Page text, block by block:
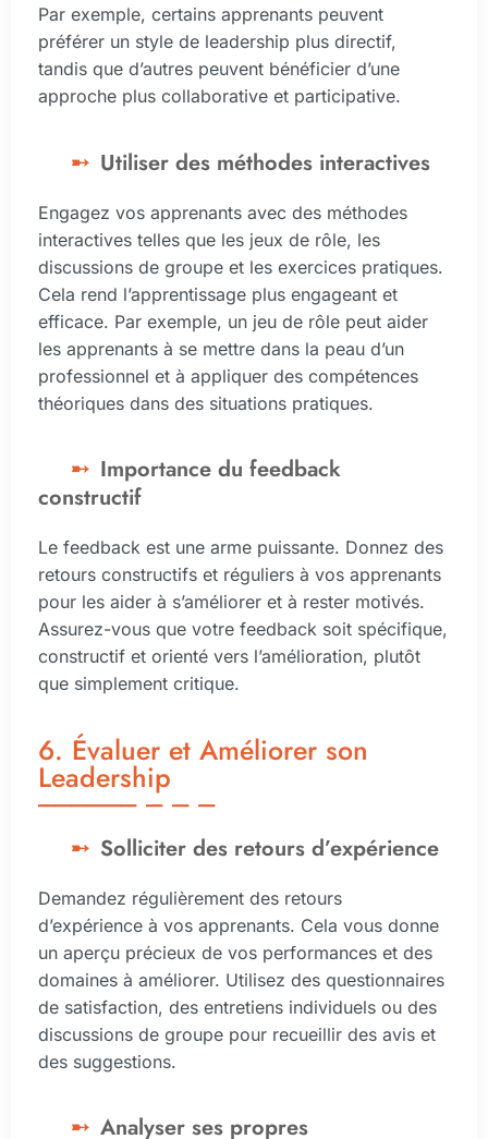
Par exemple, certains apprenants peuvent
préférer un style de leadership plus directif,
tandis que d’autres peuvent bénéficier d’une
approche plus collaborative et participative.
Utiliser des méthodes interactives
Engagez vos apprenants avec des méthodes
interactives telles que les jeux de rôle, les
discussions de groupe et les exercices pratiques.
Cela rend l’apprentissage plus engageant et
efficace. Par exemple, un jeu de rôle peut aider
les apprenants à se mettre dans la peau d’un
professionnel et à appliquer des compétences
théoriques dans des situations pratiques.
Importance du feedback
constructif
Le feedback est une arme puissante. Donnez des
retours constructifs et réguliers à vos apprenants
pour les aider à s’améliorer et à rester motivés.
Assurez-vous que votre feedback soit spécifique,
constructif et orienté vers l’amélioration, plutôt
que simplement critique.
6. Évaluer et Améliorer son
Leadership
Solliciter des retours d’expérience
Demandez régulièrement des retours
d’expérience à vos apprenants. Cela vous donne
un aperçu précieux de vos performances et des
domaines à améliorer. Utilisez des questionnaires
de satisfaction, des entretiens individuels ou des
discussions de groupe pour recueillir des avis et
des suggestions.
Analyser ses propres